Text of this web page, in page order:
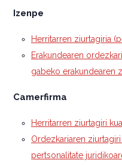
Izenpe
Herritarren ziurtagiria
Erakundearen
gabeko erakundearen
Camerfirma
Herritarren ziurtagiri
Ordezkariaren
pertsonalitate